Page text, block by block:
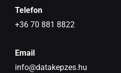
Telefon
+36 70 881 8822
Email
info@datakepzes.hu